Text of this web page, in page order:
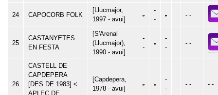
24 CAPOCORB FOLK
[Llucmajor,
1997 - avui]
-
-
- -
25
CASTANYETES
EN FESTA
[S'Arenal
(Llucmajor),
1990 - avui]
-
-
-
-
- -
26
CASTELL DE
CAPDEPERA
[DES DE 1983] <
APLEC DE
[Capdepera,
1978 - avui]
-
-
- - - -